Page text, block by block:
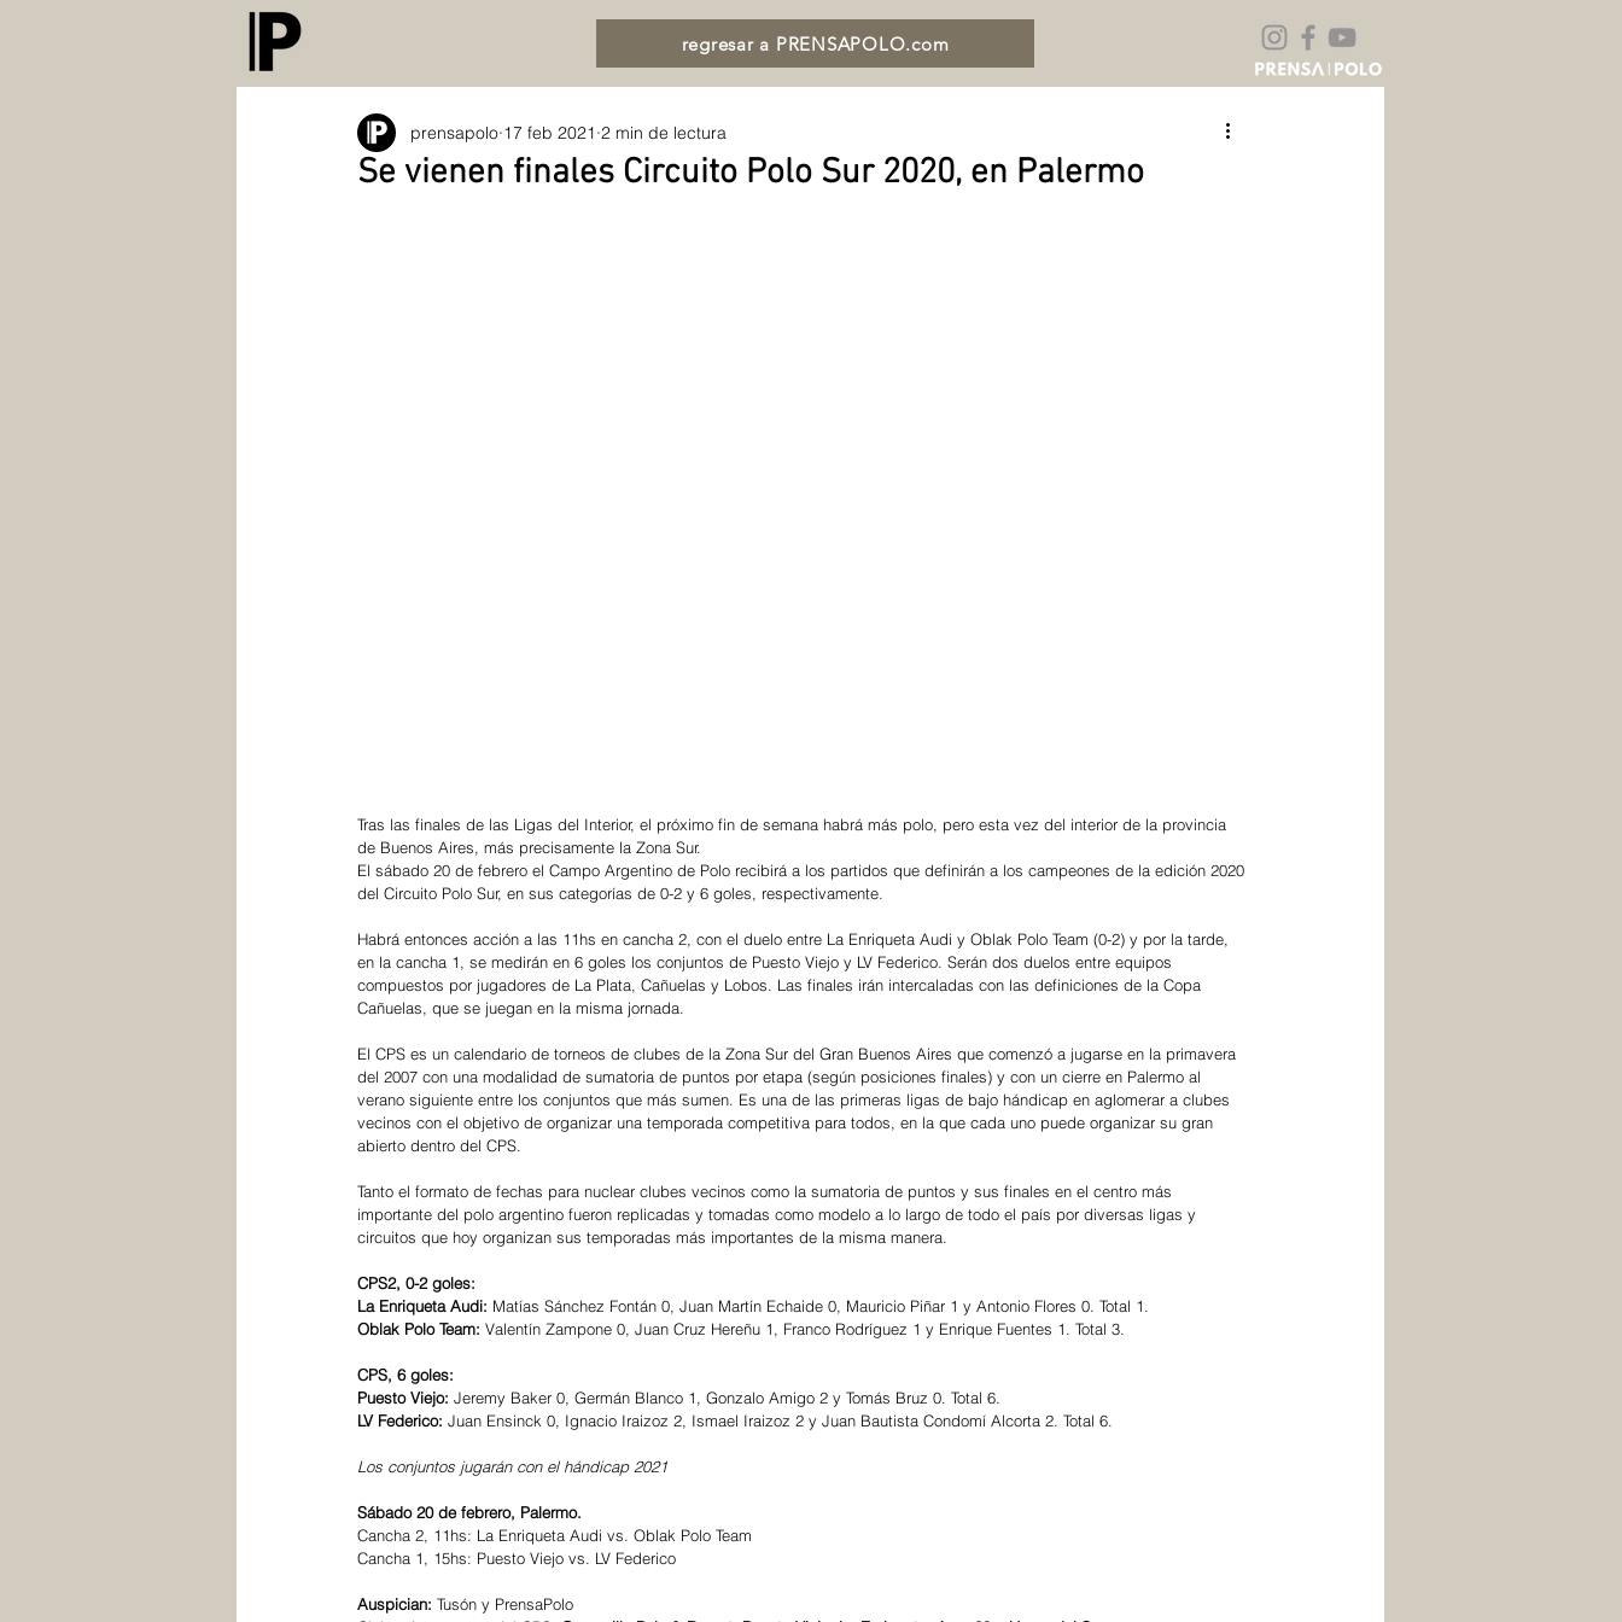
regresar a PRENSAPOLO.com
Se vienen finales Circuito Polo Sur 2020, en Palermo
prensapolo 17 feb 2021 2 min de lectura
Tras las finales de las Ligas del Interior, el próximo fin de semana habrá más polo, pero esta vez del interior de la provincia
de Buenos Aires, más precisamente la Zona Sur.
El sábado 20 de febrero el Campo Argentino de Polo recibirá a los partidos que definirán a los campeones de la edición 2020
del Circuito Polo Sur, en sus categorías de 0-2 y 6 goles, respectivamente.
Habrá entonces acción a las 11hs en cancha 2, con el duelo entre La Enriqueta Audi y Oblak Polo Team (0-2) y por la tarde,
en la cancha 1, se medirán en 6 goles los conjuntos de Puesto Viejo y LV Federico. Serán dos duelos entre equipos
compuestos por jugadores de La Plata, Cañuelas y Lobos. Las finales irán intercaladas con las definiciones de la Copa
Cañuelas, que se juegan en la misma jornada.
El CPS es un calendario de torneos de clubes de la Zona Sur del Gran Buenos Aires que comenzó a jugarse en la primavera
del 2007 con una modalidad de sumatoria de puntos por etapa (según posiciones finales) y con un cierre en Palermo al
verano siguiente entre los conjuntos que más sumen. Es una de las primeras ligas de bajo hándicap en aglomerar a clubes
vecinos con el objetivo de organizar una temporada competitiva para todos, en la que cada uno puede organizar su gran
abierto dentro del CPS.
Tanto el formato de fechas para nuclear clubes vecinos como la sumatoria de puntos y sus finales en el centro más
importante del polo argentino fueron replicadas y tomadas como modelo a lo largo de todo el país por diversas ligas y
circuitos que hoy organizan sus temporadas más importantes de la misma manera.
CPS2, 0-2 goles:
La Enriqueta Audi: Matías Sánchez Fontán 0, Juan Martín Echaide 0, Mauricio Piñar 1 y Antonio Flores 0. Total 1.
Oblak Polo Team: Valentín Zampone 0, Juan Cruz Hereñu 1, Franco Rodríguez 1 y Enrique Fuentes 1. Total 3.
CPS, 6 goles:
Puesto Viejo: Jeremy Baker 0, Germán Blanco 1, Gonzalo Amigo 2 y Tomás Bruz 0. Total 6.
LV Federico: Juan Ensinck 0, Ignacio Iraizoz 2, Ismael Iraizoz 2 y Juan Bautista Condomí Alcorta 2. Total 6.
Los conjuntos jugarán con el hándicap 2021
Sábado 20 de febrero, Palermo.
Cancha 2, 11hs: La Enriqueta Audi vs. Oblak Polo Team
Cancha 1, 15hs: Puesto Viejo vs. LV Federico
Auspician: Tusón y PrensaPolo